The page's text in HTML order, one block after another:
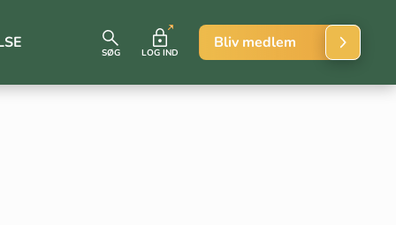
SØG LOG IND
Bliv medlem